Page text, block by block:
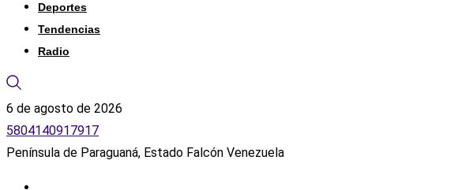
Deportes
Tendencias
Radio
6 de agosto de 2026
5804140917917
Península de Paraguaná, Estado Falcón Venezuela